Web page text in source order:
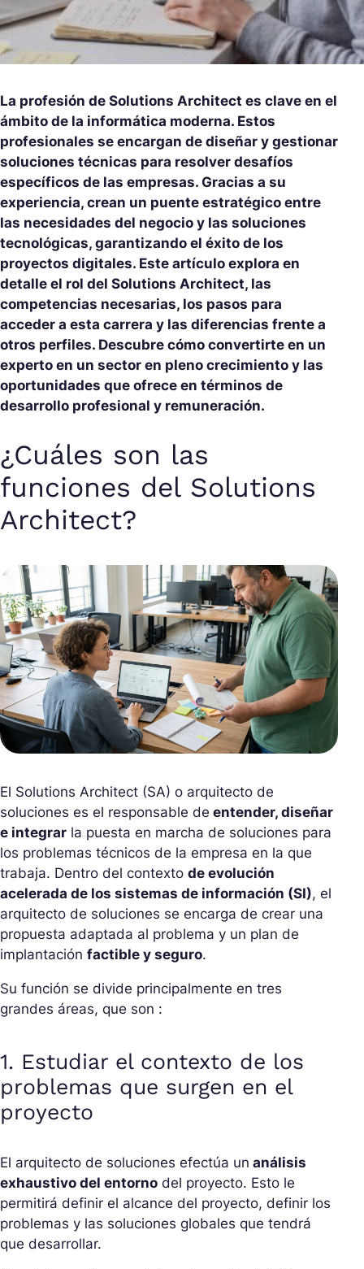
La profesión de Solutions Architect es clave en el
ámbito de la informática moderna. Estos
profesionales se encargan de diseñar y gestionar
soluciones técnicas para resolver desafíos
específicos de las empresas. Gracias a su
experiencia, crean un puente estratégico entre
las necesidades del negocio y las soluciones
tecnológicas, garantizando el éxito de los
proyectos digitales. Este artículo explora en
detalle el rol del Solutions Architect, las
competencias necesarias, los pasos para
acceder a esta carrera y las diferencias frente a
otros perfiles. Descubre cómo convertirte en un
experto en un sector en pleno crecimiento y las
oportunidades que ofrece en términos de
desarrollo profesional y remuneración.
¿Cuáles son las
funciones del Solutions
Architect?
El Solutions Architect (SA) o arquitecto de
soluciones es el responsable de entender, diseñar
e integrar la puesta en marcha de soluciones para
los problemas técnicos de la empresa en la que
trabaja. Dentro del contexto de evolución
acelerada de los sistemas de información (SI), el
arquitecto de soluciones se encarga de crear una
propuesta adaptada al problema y un plan de
implantación factible y seguro.
Su función se divide principalmente en tres
grandes áreas, que son :
1. Estudiar el contexto de los
problemas que surgen en el
proyecto
El arquitecto de soluciones efectúa un análisis
exhaustivo del entorno del proyecto. Esto le
permitirá definir el alcance del proyecto, definir los
problemas y las soluciones globales que tendrá
que desarrollar.